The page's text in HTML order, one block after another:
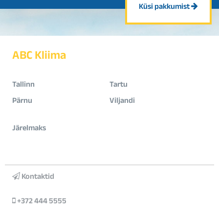
Küsi pakkumist
ABC Kliima
Tallinn
Tartu
Pärnu
Viljandi
Järelmaks
Kontaktid
+372 444 5555